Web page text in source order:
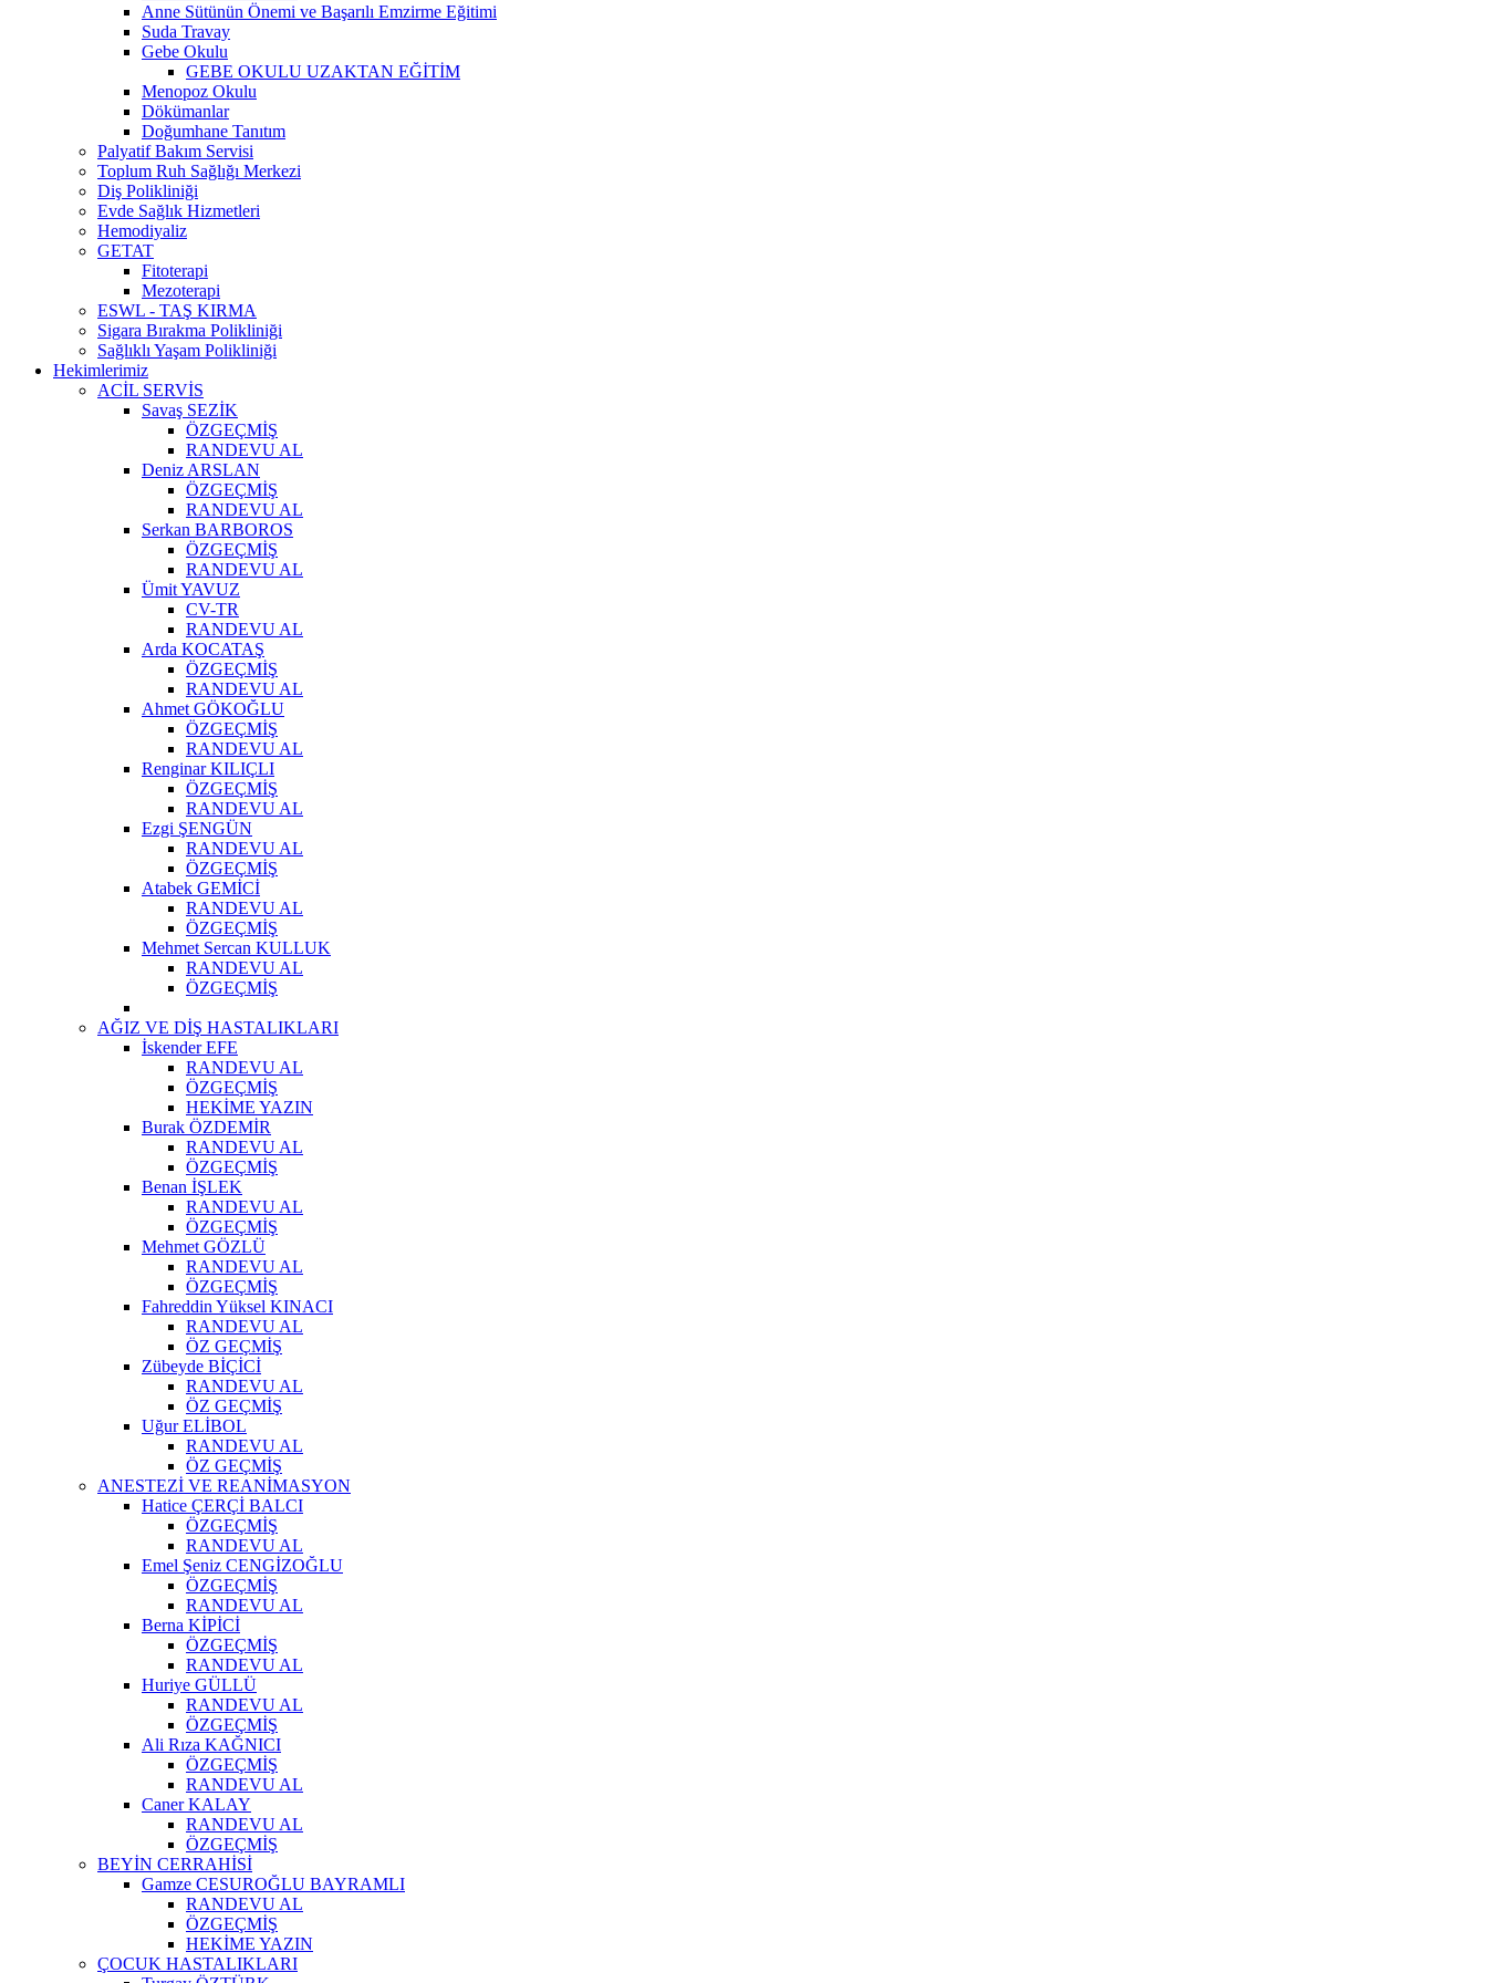
Anne Sütünün Önemi ve Başarılı Emzirme Eğitimi
Suda Travay
Gebe Okulu
GEBE OKULU UZAKTAN EĞİTİM
Menopoz Okulu
Dökümanlar
Doğumhane Tanıtım
Palyatif Bakım Servisi
Toplum Ruh Sağlığı Merkezi
Diş Polikliniği
Evde Sağlık Hizmetleri
Hemodiyaliz
GETAT
Fitoterapi
Mezoterapi
ESWL - TAŞ KIRMA
Sigara Bırakma Polikliniği
Sağlıklı Yaşam Polikliniği
Hekimlerimiz
ACİL SERVİS
Savaş SEZİK
ÖZGEÇMİŞ
RANDEVU AL
Deniz ARSLAN
ÖZGEÇMİŞ
RANDEVU AL
Serkan BARBOROS
ÖZGEÇMİŞ
RANDEVU AL
Ümit YAVUZ
CV-TR
RANDEVU AL
Arda KOCATAŞ
ÖZGEÇMİŞ
RANDEVU AL
Ahmet GÖKOĞLU
ÖZGEÇMİŞ
RANDEVU AL
Renginar KILIÇLI
ÖZGEÇMİŞ
RANDEVU AL
Ezgi ŞENGÜN
RANDEVU AL
ÖZGEÇMİŞ
Atabek GEMİCİ
RANDEVU AL
ÖZGEÇMİŞ
Mehmet Sercan KULLUK
RANDEVU AL
ÖZGEÇMİŞ
AĞIZ VE DİŞ HASTALIKLARI
İskender EFE
RANDEVU AL
ÖZGEÇMİŞ
HEKİME YAZIN
Burak ÖZDEMİR
RANDEVU AL
ÖZGEÇMİŞ
Benan İŞLEK
RANDEVU AL
ÖZGEÇMİŞ
Mehmet GÖZLÜ
RANDEVU AL
ÖZGEÇMİŞ
Fahreddin Yüksel KINACI
RANDEVU AL
ÖZ GEÇMİŞ
Zübeyde BİÇİCİ
RANDEVU AL
ÖZ GEÇMİŞ
Uğur ELİBOL
RANDEVU AL
ÖZ GEÇMİŞ
ANESTEZİ VE REANİMASYON
Hatice ÇERÇİ BALCI
ÖZGEÇMİŞ
RANDEVU AL
Emel Şeniz CENGİZOĞLU
ÖZGEÇMİŞ
RANDEVU AL
Berna KİPİCİ
ÖZGEÇMİŞ
RANDEVU AL
Huriye GÜLLÜ
RANDEVU AL
ÖZGEÇMİŞ
Ali Rıza KAĞNICI
ÖZGEÇMİŞ
RANDEVU AL
Caner KALAY
RANDEVU AL
ÖZGEÇMİŞ
BEYİN CERRAHİSİ
Gamze CESUROĞLU BAYRAMLI
RANDEVU AL
ÖZGEÇMİŞ
HEKİME YAZIN
ÇOCUK HASTALIKLARI